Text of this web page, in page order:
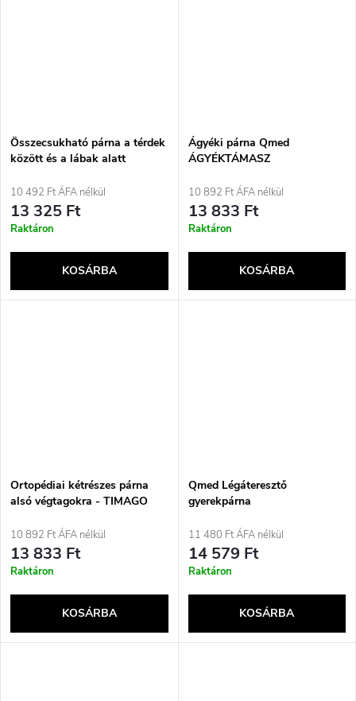
Összecsukható párna a térdek
között és a lábak alatt
10 492 Ft ÁFA nélkül
13 325 Ft
Raktáron
KOSÁRBA
Ágyéki párna Qmed
ÁGYÉKTÁMASZ
10 892 Ft ÁFA nélkül
13 833 Ft
Raktáron
KOSÁRBA
Ortopédiai kétrészes párna
alsó végtagokra - TIMAGO
10 892 Ft ÁFA nélkül
13 833 Ft
Raktáron
KOSÁRBA
Qmed Légáteresztő
gyerekpárna
11 480 Ft ÁFA nélkül
14 579 Ft
Raktáron
KOSÁRBA